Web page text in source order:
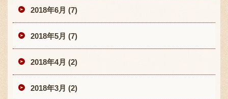
2018年6月 (7)
2018年5月 (7)
2018年4月 (2)
2018年3月 (2)